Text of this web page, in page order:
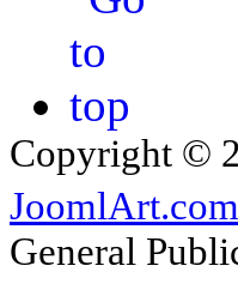
Copyright ©
JoomlArt.com
General